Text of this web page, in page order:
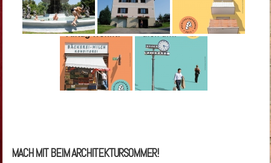
MACH MIT BEIM ARCHITEKTURSOMMER!